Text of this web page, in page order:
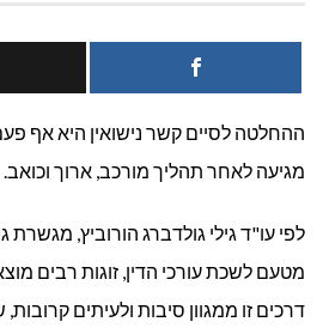
ההחלטה לסיים קשר נישואין היא אף
מגיעה לאחר תהליך מורכב, ארוך וכואב.
לפי עו"ד גילי גולדברג הורוביץ,
מטעם לשכת עורכי הדין, זוגות רבים
דרכים זו ממגוון סיבות ולעיתים